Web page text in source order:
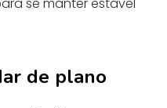
de plano